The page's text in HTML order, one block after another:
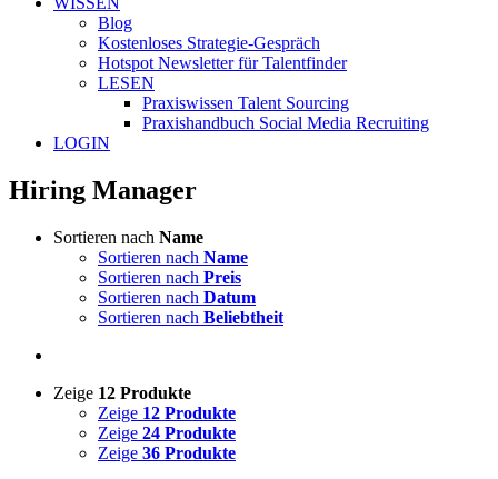
Blog
Kostenloses Strategie-Gespräch
Hotspot Newsletter für Talentfinder
LESEN
Praxiswissen Talent Sourcing
Praxishandbuch Social Media Recruiting
LOGIN
Hiring Manager
Sortieren nach Name
Sortieren nach Name
Sortieren nach Preis
Sortieren nach Datum
Sortieren nach Beliebtheit
Zeige 12 Produkte
Zeige 12 Produkte
Zeige 24 Produkte
Zeige 36 Produkte